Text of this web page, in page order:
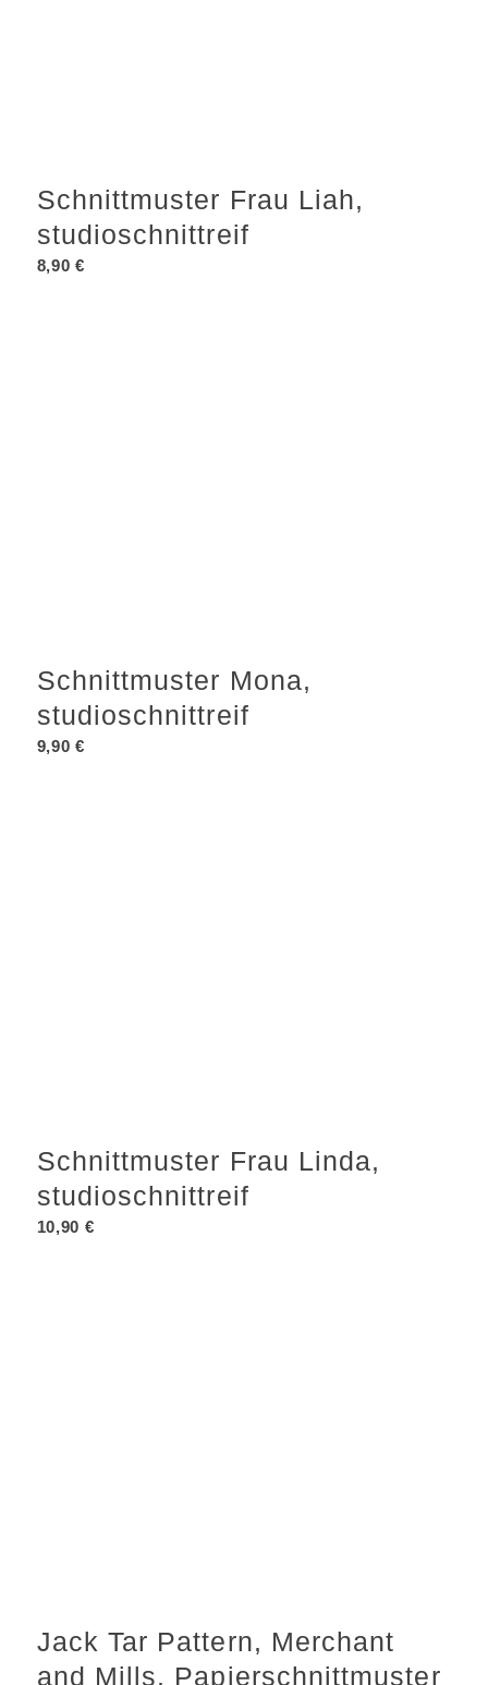
Schnittmuster Frau Liah,
studioschnittreif
8,90 €
Schnittmuster Mona,
studioschnittreif
9,90 €
Schnittmuster Frau Linda,
studioschnittreif
10,90 €
Jack Tar Pattern, Merchant
and Mills, Papierschnittmuster